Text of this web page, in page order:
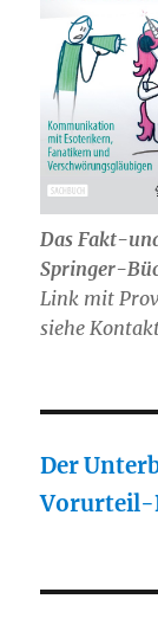
Das Fakt-
Springer-
Link mit
siehe
Der
Vorurteil-